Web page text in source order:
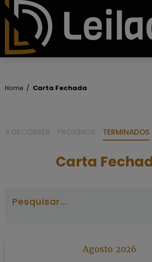
Home Carta Fechada
A DECORRER PRÓXIMOS TERMINADOS
Carta
Pesquisar...
Agosto 2026